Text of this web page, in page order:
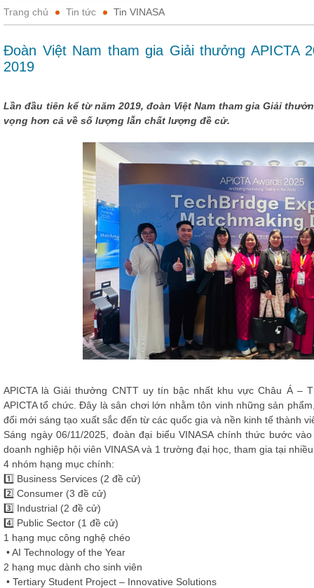
Trang chủ Tin tức Tin VINASA
Đoàn Việt Nam tham gia Giải thưởng APICTA
2019
Lần đầu tiên kể từ năm 2019, đoàn Việt Nam tham gia Giải
vọng hơn cả về số lượng lẫn chất lượng đề cử.
APICTA là Giải thưởng CNTT uy tín bậc nhất khu vực Châu Á –
APICTA tổ chức. Đây là sân chơi lớn nhằm tôn vinh những sản
đổi mới sáng tạo xuất sắc đến từ các quốc gia và nền kinh tế thành
Sáng ngày 06/11/2025, đoàn đại biểu VINASA chính thức bước
doanh nghiệp hội viên VINASA và 1 trường đại học, tham gia tại
4 nhóm hạng mục chính:
1️⃣ Business Services (2 đề cử)
2️⃣ Consumer (3 đề cử)
3️⃣ Industrial (2 đề cử)
4️⃣ Public Sector (1 đề cử)
1 hạng mục công nghệ chéo
• AI Technology of the Year
2 hạng mục dành cho sinh viên
• Tertiary Student Project – Innovative Solutions